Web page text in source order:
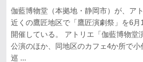
伽藍博物堂（本拠地・静岡市）が、ア
近くの鷹匠地区で「鷹匠演劇祭」を6月
開催している。 アトリエ「伽藍博物堂
公演のほか、同地区のカフェ4か所で小
巡 ...